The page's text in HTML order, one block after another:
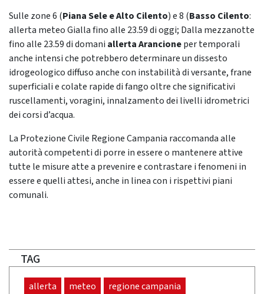
Sulle zone 6 (Piana Sele e Alto Cilento) e 8 (Basso Cilento:
allerta meteo Gialla fino alle 23.59 di oggi; Dalla mezzanotte
fino alle 23.59 di domani allerta Arancioneper temporali
anche intensi che potrebbero determinare un dissesto
idrogeologico diffuso anche con instabilità di versante, frane
superficiali e colate rapide di fango oltre che significativi
ruscellamenti, voragini, innalzamento dei livelli idrometrici
dei corsi d’acqua.
La Protezione Civile Regione Campania raccomanda alle
autorità competenti di porre in essere o mantenere attive
tutte le misure atte a prevenire e contrastare i fenomeni in
essere e quelli attesi, anche in linea con i rispettivi piani
comunali.
TAG
allerta meteo regione campania